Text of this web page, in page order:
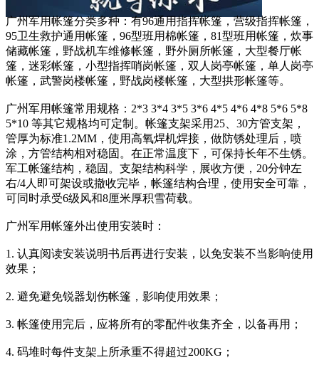
广州军用帐篷分类多种：有96通用指挥帐篷，营级指挥帐篷，
95卫生救护通用帐篷，96型班用棉帐篷，81型班用帐篷，炊事
储藏帐篷，野战机车维修帐篷，野外厕所帐篷，大型餐厅帐
篷，迷彩帐篷，小型指挥哨岗帐篷，双人岗亭帐篷，单人岗亭
帐篷，武警岗楼帐篷，野战岗楼帐篷，大型拱形帐篷等。
广州军用帐篷常用规格：2*3 3*4 3*5 3*6 4*5 4*6 4*8 5*6 5*8
5*10 等其它规格均可定制。帐篷支架采用25、30方管支架，
管厚为标准1.2MM，使用高氧焊机焊接，做防锈处理后，喷
涂，方管结构相对稳固。在正常温度下，可保持长年不生锈。
军工帐篷结构，稳固。支架结构科学，展收方便，20分钟左
右/4人即可架设或撤收完毕，帐篷结构合理，使用安全可靠，
可同时承受6级风和8厘米厚积雪荷载。
广州军用帐篷外出使用安装时：
1. 认真阅读安装说明书后再进行安装，以免安装不当影响使用
效果；
2. 避免避免锐器划伤帐篷，影响使用效果；
3. 帐篷使用完后，应将所有的零配件收集齐全，以备再用；
4. 码堆时每件支架上所承重不得超过200KG；